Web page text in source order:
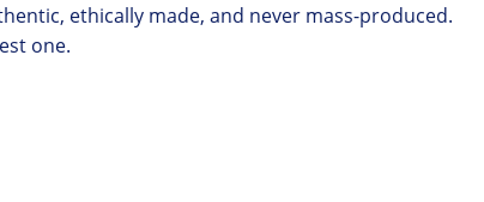
ethically made, and never mass-produced.
one.